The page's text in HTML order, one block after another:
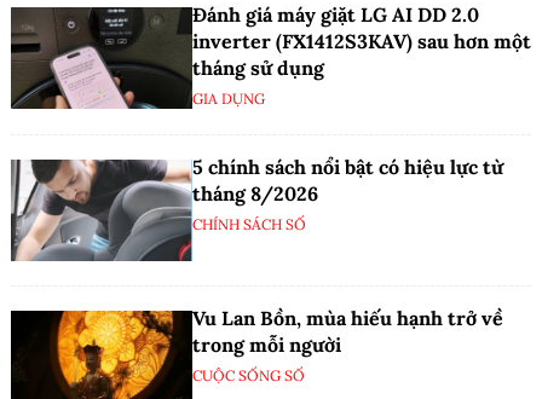
Đánh giá máy giặt LG AI DD 2.0
inverter (FX1412S3KAV) sau hơn một
tháng sử dụng
GIA DỤNG
5 chính sách nổi bật có hiệu lực từ
tháng 8/2026
CHÍNH SÁCH SỐ
Vu Lan Bồn, mùa hiếu hạnh trở về
trong mỗi người
CUỘC SỐNG SỐ